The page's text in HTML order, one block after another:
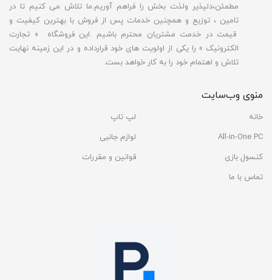
مطمئن،دلپذیر ولذت بخش را فراهم آوریم.ما تلاش می کنیم تا در
تامین ، توزیع و همچنین خدمات پس از فروش با بهترین کیفیت و
قیمت در خدمت مشتریان محترم باشیم .این فروشگاه « تجارت
الکترونیک » را یکی از اولویت های خود قرارداده و در این زمینه نهایت
تلاش و اهتمام خود را به کار خواهد بست.
منوی وب‌سایت
خانه
لپ تاپ
All-in-One PC
لوازم جانبی
کنسول بازی
قوانین و مقررات
تماس با ما